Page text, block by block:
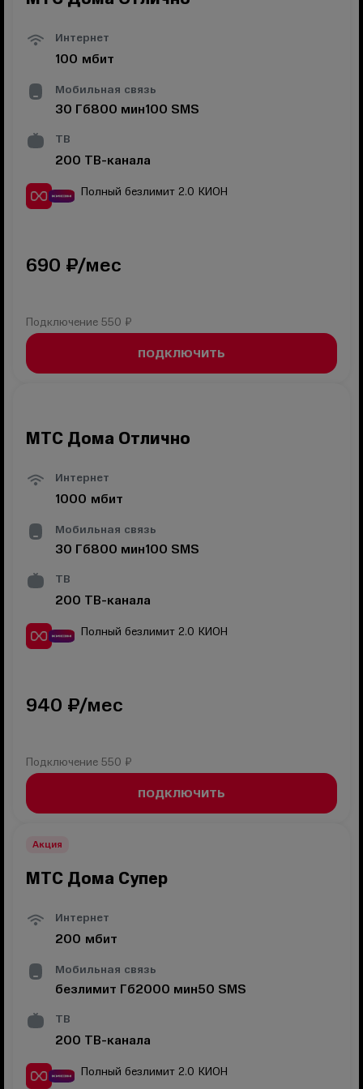
Интернет
100 мбит
Мобильная связь
30 Гб800 мин100 SMS
ТВ
200 ТВ-канала
Полный безлимит 2.0 КИОН
690 ₽/мес
Подключение 550 ₽
ПОДКЛЮЧИТЬ
МТС Дома Отлично
Интернет
1000 мбит
Мобильная связь
30 Гб800 мин100 SMS
ТВ
200 ТВ-канала
Полный безлимит 2.0 КИОН
940 ₽/мес
Подключение 550 ₽
ПОДКЛЮЧИТЬ
Акция
МТС Дома Супер
Интернет
200 мбит
Мобильная связь
безлимит Гб2000 мин50 SMS
ТВ
200 ТВ-канала
Полный безлимит 2.0 КИОН